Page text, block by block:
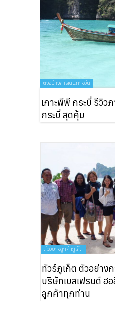
ตัวอย่างการเดินทางอื่น
เกาะพีพี กระบี่ รีวิว
กระบี่ สุดคุ้ม
ตัวอย่างลูกค้าภูเก็ต
ทัวร์ภูเก็ต ตัวอย่าง
บริษัทเบสเฟรนด์ ฮ
ลูกค้าทุกท่าน